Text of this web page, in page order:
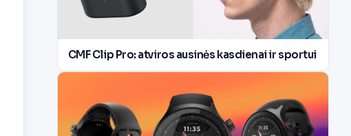
CMF Clip Pro: atviros ausinės kasdienai ir sportui